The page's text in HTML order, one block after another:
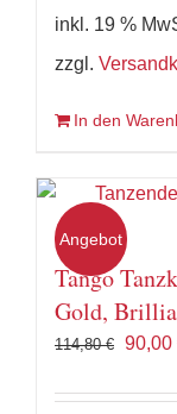
inkl. 19 %
zzgl.
In den
Angebot
Tango
Gold,
114,80€
war:
90,00